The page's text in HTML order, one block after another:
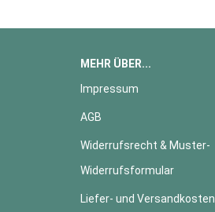
MEHR ÜBER...
Impressum
AGB
Widerrufsrecht & Muster-
Widerrufsformular
Liefer- und Versandkosten